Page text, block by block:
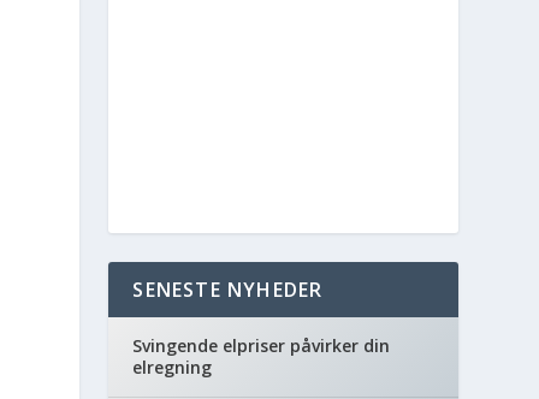
SENESTE NYHEDER
Svingende elpriser påvirker din
elregning